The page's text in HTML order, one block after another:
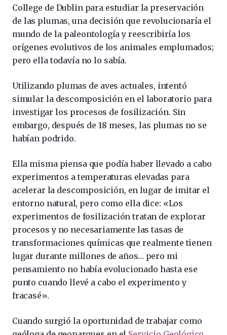
College de Dublin para estudiar la preservación
de las plumas, una decisión que revolucionaría el
mundo de la paleontología y reescribiría los
orígenes evolutivos de los animales emplumados;
pero ella todavía no lo sabía.
Utilizando plumas de aves actuales, intentó
simular la descomposición en el laboratorio para
investigar los procesos de fosilización. Sin
embargo, después de 18 meses, las plumas no se
habían podrido.
Ella misma piensa que podía haber llevado a cabo
experimentos a temperaturas elevadas para
acelerar la descomposición, en lugar de imitar el
entorno natural, pero como ella dice: «Los
experimentos de fosilización tratan de explorar
procesos y no necesariamente las tasas de
transformaciones químicas que realmente tienen
lugar durante millones de años… pero mi
pensamiento no había evolucionado hasta ese
punto cuando llevé a cabo el experimento y
fracasé».
Cuando surgió la oportunidad de trabajar como